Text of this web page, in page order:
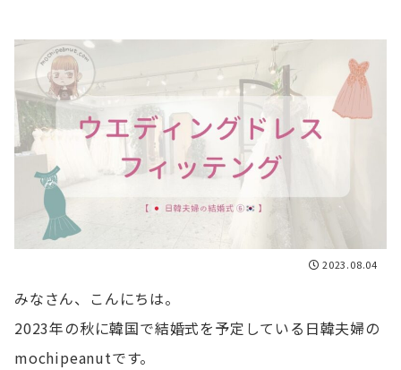
2023.08.04
みなさん、こんにちは。
2023年の秋に韓国で結婚式を予定している日韓夫婦の
mochipeanutです。